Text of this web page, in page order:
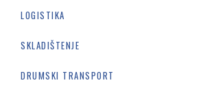
LOGISTIKA
SKLADIŠTENJE
DRUMSKI TRANSPORT